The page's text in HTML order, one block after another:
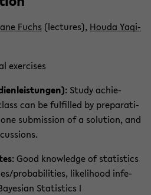
Fuchs (lec­tu­res), Houda Ya­qi­
ex­er­ci­s­es
: Study achie­
can be ful­fil­led by pre­pa­ra­ti­
sub­mis­si­on of a so­lu­ti­on, and
: Good know­ledge of sta­tis­tics
pro­ba­bi­li­ties, li­keli­hood in­fe­
Sta­tis­tics I